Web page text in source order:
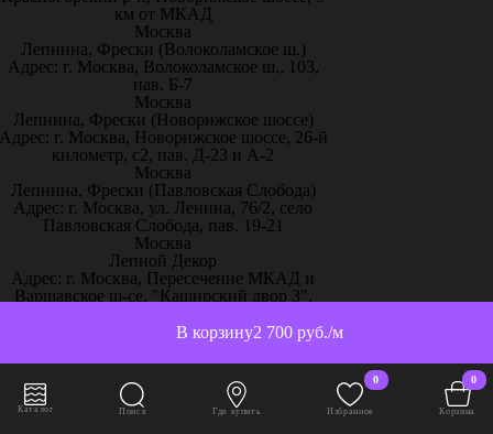
2 700 руб./м
В корзину
км от МКАД
Москва
Лепнина, Фрески (Волоколамское ш.)
Адрес: г. Москва, Волоколамское ш., 103,
пав. Б-7
Москва
Лепнина, Фрески (Новорижское шоссе)
г. Москва, Новорижское шоссе, 26-й
километр, с2, пав. Д-23 и А-2
Москва
Лепнина, Фрески (Павловская Слобода)
Адрес: г. Москва, ул. Ленина, 76/2, село
Павловская Слобода, пав. 19-21
Москва
Лепной Декор
Адрес: г. Москва, Пересечение МКАД и
Варшавское ш-се, "Каширский двор 3",
Москва
Адрес: г. Москва, Каширское шоссе, 19 к.1
ТК Каширский Двор, 2 этаж, павильон 2-
Москва
Каталог Поиск Где купить
0
Избранное
0
Корзина